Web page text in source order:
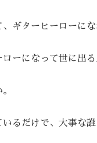
ギターヒーローに
ーになって世に出る
るだけで、大事な